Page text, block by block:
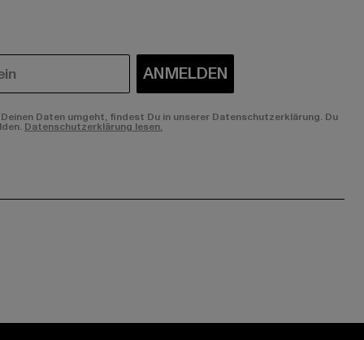
ANMELDEN
Daten umgeht, findest Du in unserer Datenschutzerklärung. Du
Datenschutzerklärung lesen.